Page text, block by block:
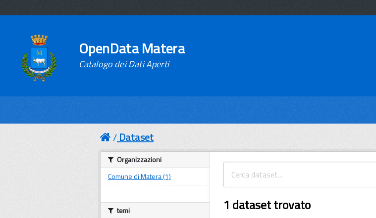
OpenData Matera
Catalogo dei Dati Aperti
Dataset
1 dataset trovato
Organizzazioni
Comune di Matera (1)
temi